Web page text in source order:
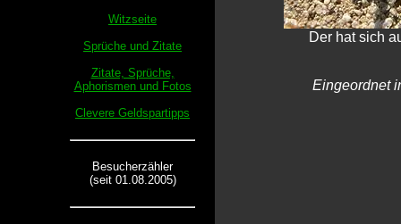
Witzseite
Sprüche und Zitate
Zitate, Sprüche,
Aphorismen und Fotos
Clevere Geldspartipps
Besucherzähler
(seit 01.08.2005)
Der hat sich
Eingeordnet